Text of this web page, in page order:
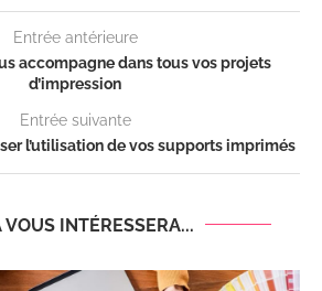
Entrée antérieure
accompagne dans tous vos projets
d’impression
Entrée suivante
l’utilisation de vos supports imprimés
VOUS INTÉRESSERA...